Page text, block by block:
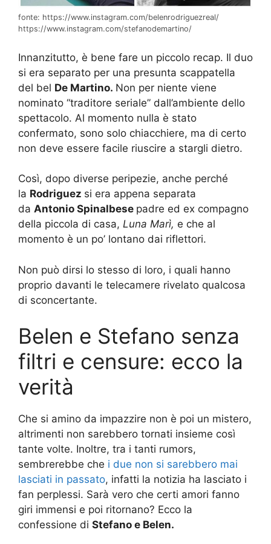
fonte: https://www.instagram.com/belenrodriguezreal/
https://www.instagram.com/stefanodemartino/
Innanzitutto, è bene fare un piccolo recap. Il duo
si era separato per una presunta scappatella
del bel De Martino. Non per niente viene
nominato “traditore seriale” dall’ambiente dello
spettacolo. Al momento nulla è stato
confermato, sono solo chiacchiere, ma di certo
non deve essere facile riuscire a stargli dietro.
Così, dopo diverse peripezie, anche perché
la Rodriguez si era appena separata
da Antonio Spinalbese padre ed ex compagno
della piccola di casa, Luna Marì, e che al
momento è un po’ lontano dai riflettori.
Non può dirsi lo stesso di loro, i quali hanno
proprio davanti le telecamere rivelato qualcosa
di sconcertante.
Belen e Stefano senza
filtri e censure: ecco la
verità
Che si amino da impazzire non è poi un mistero,
altrimenti non sarebbero tornati insieme così
tante volte. Inoltre, tra i tanti rumors,
sembrerebbe che i due non si sarebbero mai
lasciati in passato, infatti la notizia ha lasciato i
fan perplessi. Sarà vero che certi amori fanno
giri immensi e poi ritornano? Ecco la
confessione di Stefano e Belen.